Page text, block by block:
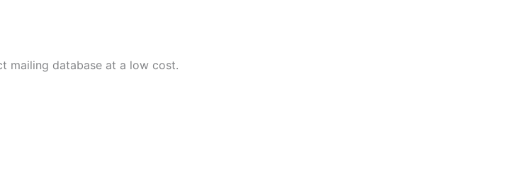
mailing database at a low cost.